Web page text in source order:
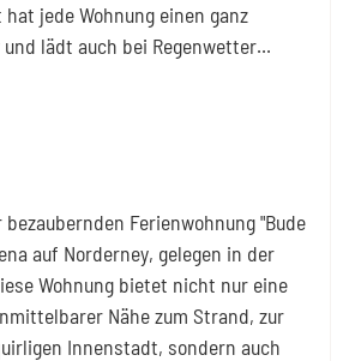
jede Wohnung einen ganz
lädt auch bei Regenwetter...
Ferienwohnung "Bude
auf Norderney, gelegen in der
Wohnung bietet nicht nur eine
Nähe zum Strand, zur
Innenstadt, sondern auch